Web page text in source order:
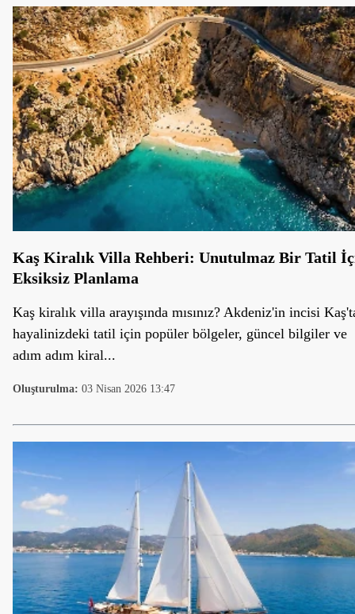
Kaş Kiralık Villa Rehberi: Unutulmaz Bir Tatil
Eksiksiz Planlama
Kaş kiralık villa arayışında mısınız? Akdeniz'in incisi
hayalinizdeki tatil için popüler bölgeler, güncel bilgiler ve
adım adım kiral...
Oluşturulma: 03 Nisan 2026 13:47